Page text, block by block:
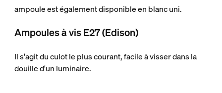
ampoule est également disponible en blanc uni.
Ampoules à vis E27 (Edison)
Il s'agit du culot le plus courant, facile à visser dans la
douille d'un luminaire.